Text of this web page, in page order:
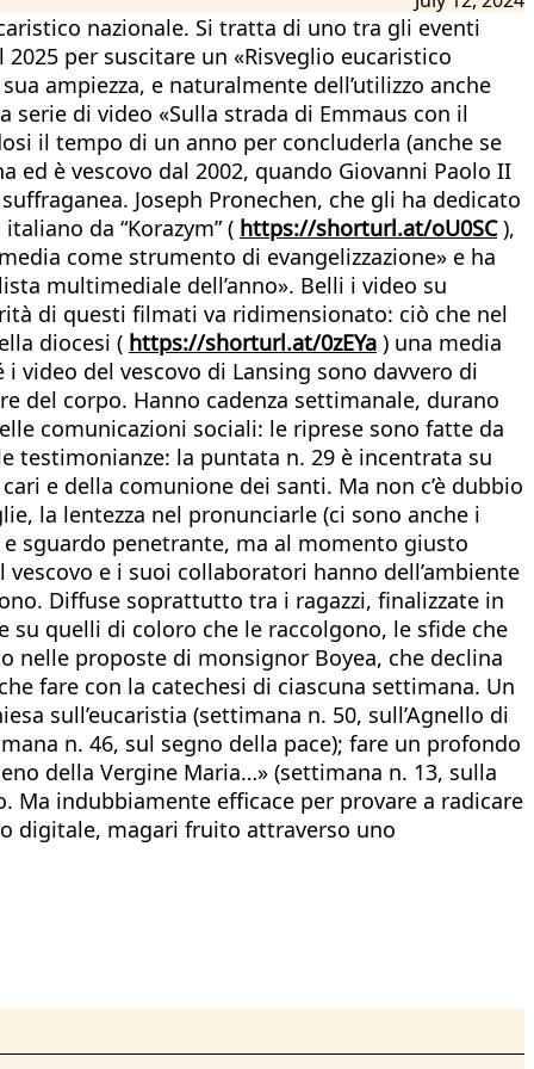
nazionale. Si tratta di uno tra gli eventi
per suscitare un «Risveglio eucaristico
ampiezza, e naturalmente dell’utilizzo anche
di video «Sulla strada di Emmaus con il
il tempo di un anno per concluderla (anche se
ed è vescovo dal 2002, quando Giovanni Paolo II
Joseph Pronechen, che gli ha dedicato
da “Korazym” ( https://shorturl.at/oU0SC),
come strumento di evangelizzazione» e ha
multimediale dell’anno». Belli i video su
di questi filmati va ridimensionato: ciò che nel
diocesi ( https://shorturl.at/0zEYa ) una media
video del vescovo di Lansing sono davvero di
del corpo. Hanno cadenza settimanale, durano
comunicazioni sociali: le riprese sono fatte da
testimonianze: la puntata n. 29 è incentrata su
e della comunione dei santi. Ma non c’è dubbio
la lentezza nel pronunciarle (ci sono anche i
sguardo penetrante, ma al momento giusto
e i suoi collaboratori hanno dell’ambiente
Diffuse soprattutto tra i ragazzi, finalizzate in
quelli di coloro che le raccolgono, le sfide che
proposte di monsignor Boyea, che declina
fare con la catechesi di ciascuna settimana. Un
sull’eucaristia (settimana n. 50, sull’Agnello di
n. 46, sul segno della pace); fare un profondo
della Vergine Maria…» (settimana n. 13, sulla
Ma indubbiamente efficace per provare a radicare
digitale, magari fruito attraverso uno